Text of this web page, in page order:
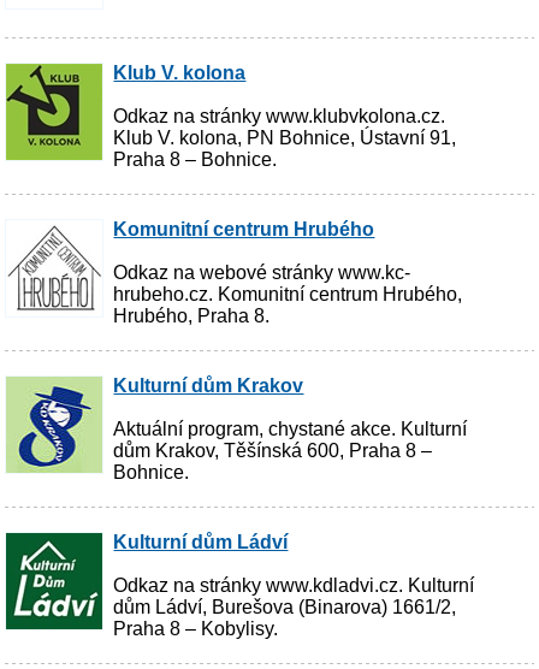
Klub V. kolona
Odkaz na stránky www.klubvkolona.cz.
Klub V. kolona, PN Bohnice, Ústavní 91,
Praha 8 – Bohnice.
Komunitní centrum Hrubého
Odkaz na webové stránky www.kc-
hrubeho.cz. Komunitní centrum Hrubého,
Hrubého, Praha 8.
Kulturní dům Krakov
Aktuální program, chystané akce. Kulturní
dům Krakov, Těšínská 600, Praha 8 –
Bohnice.
Kulturní dům Ládví
Odkaz na stránky www.kdladvi.cz. Kulturní
dům Ládví, Burešova (Binarova) 1661/2,
Praha 8 – Kobylisy.